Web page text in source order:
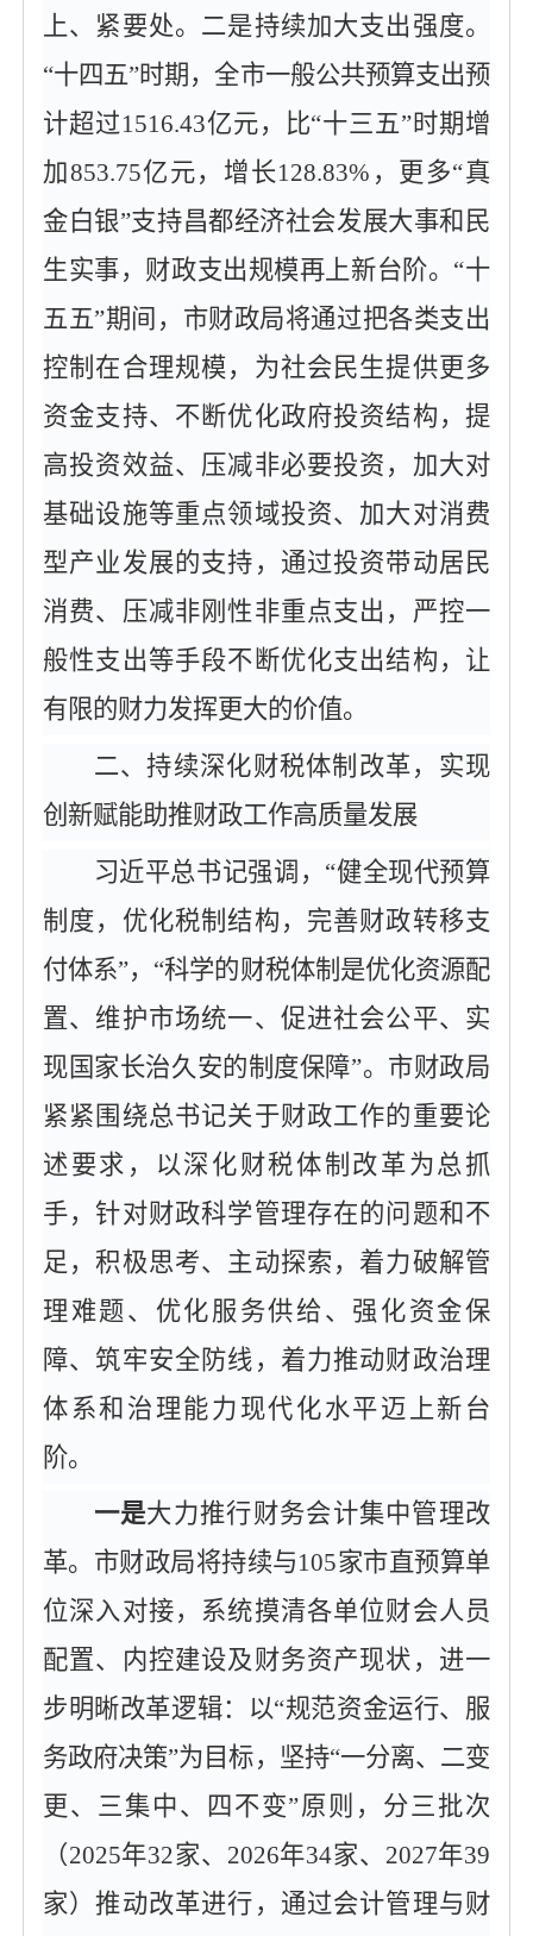
上、紧要处。二是持续加大支出强度。
“十四五”时期，全市一般公共预算支出预
计超过1516.43亿元，比“十三五”时期增
加853.75亿元，增长128.83%，更多“真
金白银”支持昌都经济社会发展大事和民
生实事，财政支出规模再上新台阶。“十
五五”期间，市财政局将通过把各类支出
控制在合理规模，为社会民生提供更多
资金支持、不断优化政府投资结构，提
高投资效益、压减非必要投资，加大对
基础设施等重点领域投资、加大对消费
型产业发展的支持，通过投资带动居民
消费、压减非刚性非重点支出，严控一
般性支出等手段不断优化支出结构，让
有限的财力发挥更大的价值。
二、持续深化财税体制改革，实现
创新赋能助推财政工作高质量发展
习近平总书记强调， “健全现代预算
制度，优化税制结构，完善财政转移支
付体系”，“科学的财税体制是优化资源配
置、维护市场统一、促进社会公平、实
现国家长治久安的制度保障”。市财政局
紧紧围绕总书记关于财政工作的重要论
述要求，以深化财税体制改革为总抓
手，针对财政科学管理存在的问题和不
足，积极思考、主动探索，着力破解管
理难题、优化服务供给、强化资金保
障、筑牢安全防线，着力推动财政治理
体系和治理能力现代化水平迈上新台
阶。
一是大力推行财务会计集中管理改
革。市财政局将持续与105家市直预算单
位深入对接，系统摸清各单位财会人员
配置、内控建设及财务资产现状，进一
步明晰改革逻辑：以“规范资金运行、服
务政府决策”为目标，坚持“一分离、二变
更、三集中、四不变”原则，分三批次
（2025年32家、2026年34家、2027年39
家）推动改革进行，通过会计管理与财